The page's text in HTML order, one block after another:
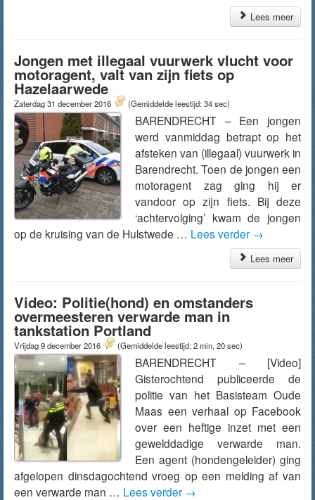
Lees meer
Jongen met illegaal vuurwerk vlucht voor
motoragent, valt van zijn fiets op
Hazelaarwede
Zaterdag 31 december 2016 (Gemiddelde leestijd: 34 sec)
BARENDRECHT – Een jongen
werd vanmiddag betrapt op het
afsteken van (illegaal) vuurwerk in
Barendrecht. Toen de jongen een
motoragent zag ging hij er
vandoor op zijn fiets. Bij deze
‘achtervolging’ kwam de jongen
op de kruising van de Hulstwede … Lees verder →
Lees meer
Video: Politie(hond) en omstanders
overmeesteren verwarde man in
tankstation Portland
Vrijdag 9 december 2016 (Gemiddelde leestijd: 2 min, 20 sec)
BARENDRECHT – [Video]
Gisterochtend publiceerde de
politie van het Basisteam Oude
Maas een verhaal op Facebook
over een heftige inzet met een
gewelddadige verwarde man.
Een agent (hondengeleider) ging
afgelopen dinsdagochtend vroeg op een melding af van
een verwarde man … Lees verder →